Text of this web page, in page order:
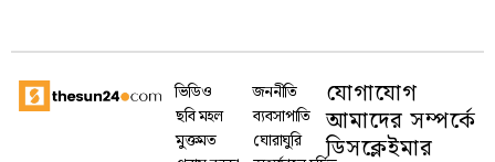
ভিডিও
ছবি মহল
মুক্তমত
জননীতি
ব্যবসাপাতি
ঘোরাঘুরি
যোগাযোগ
আমাদের সম্পর্কে
ডিসক্লেইমার